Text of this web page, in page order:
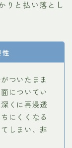
りと払い落とし
ついたまま
についてい
くに再浸透
にくくなる
しまい、非